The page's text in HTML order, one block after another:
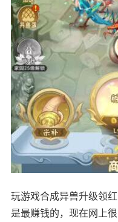
玩游戏合成异兽升级领
是最赚钱的，现在网上